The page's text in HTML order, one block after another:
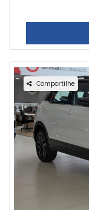
Compartilhe